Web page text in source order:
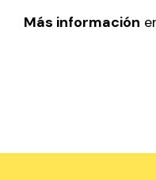
Más información